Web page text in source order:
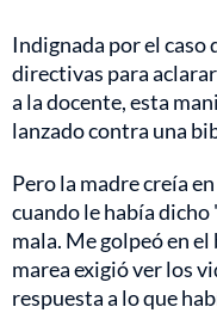
Indignada por el caso
directivas para
a la docente, esta
lanzado contra una
Pero la madre creía
cuando le había dicho
mala. Me golpeó en
marea exigió ver los
respuesta a lo que